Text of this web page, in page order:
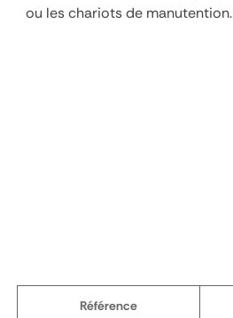
ou les chariots de manutention.
Référence